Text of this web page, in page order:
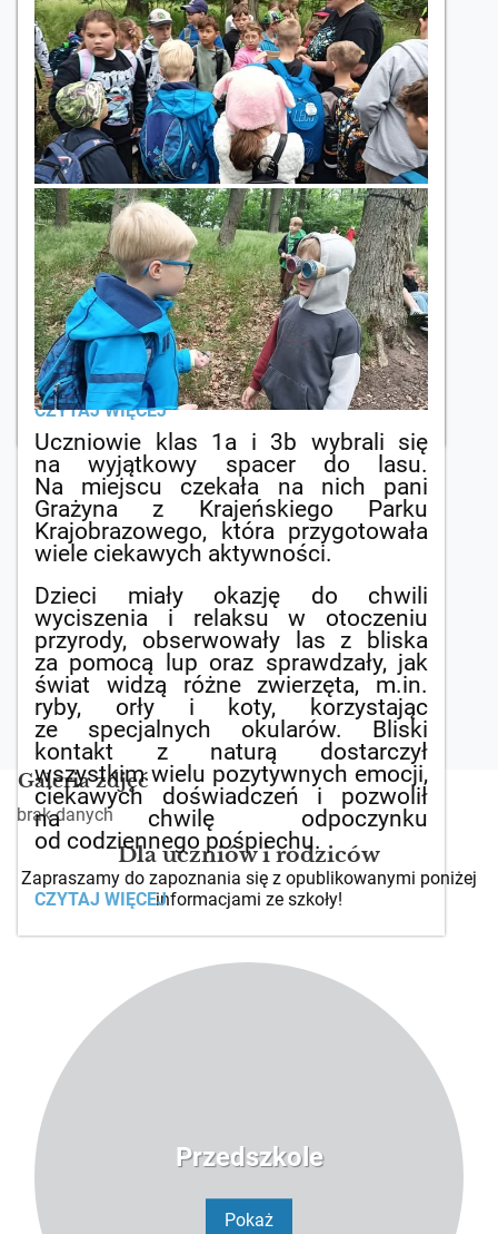
Uczniowie klas 1a i 3b oraz dzieci
z grupy „Motylki” wzięli udział w
ogólnopolskim projekcie
edukacyjnym „Pieczarki z Klasą”,
organizowanym przez Agaris Myco
Poland.
Dzięki otrzymanym bezpłatnym
zestawom do uprawy grzybów nasi
uczniowie mogli samodzielnie
obserwować proces wzrostu
pieczarek, poznawać ich wymagania
oraz zdobywać wiedzę przyrodniczą
poprzez praktyczne doświadczenia.
HODOWLA
PIECZAREK
W
KLASIE:
CZYTAJ WIĘCEJ
Uczniowie klas 1a i 3b wybrali się
na wyjątkowy spacer do lasu.
Na miejscu czekała na nich pani
Grażyna z Krajeńskiego Parku
Krajobrazowego, która przygotowała
wiele ciekawych aktywności.
Dzieci miały okazję do chwili
wyciszenia i relaksu w otoczeniu
przyrody, obserwowały las z bliska
za pomocą lup oraz sprawdzały, jak
świat widzą różne zwierzęta, m.in.
ryby, orły i koty, korzystając
ze specjalnych okularów. Bliski
kontakt z naturą dostarczył
wszystkim wielu pozytywnych emocji,
ciekawych doświadczeń i pozwolił
na chwilę odpoczynku
od codziennego pośpiechu.
LEŚNE
CZYTAJ WIĘCEJ
Galeria zdjęć
brak danych
Dla uczniów i rodziców
Zapraszamy do zapoznania się z opublikowanymi poniżej
informacjami ze szkoły!
Przedszkole
Pokaż